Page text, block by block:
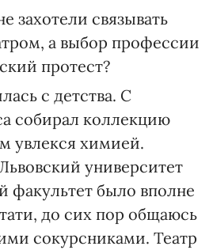
захотели связывать
а выбор профессии
протест?
с детства. С
собирал коллекцию
увлекся химией.
университет
факультет было вполне
до сих пор общаюсь
сокурсниками. Театр